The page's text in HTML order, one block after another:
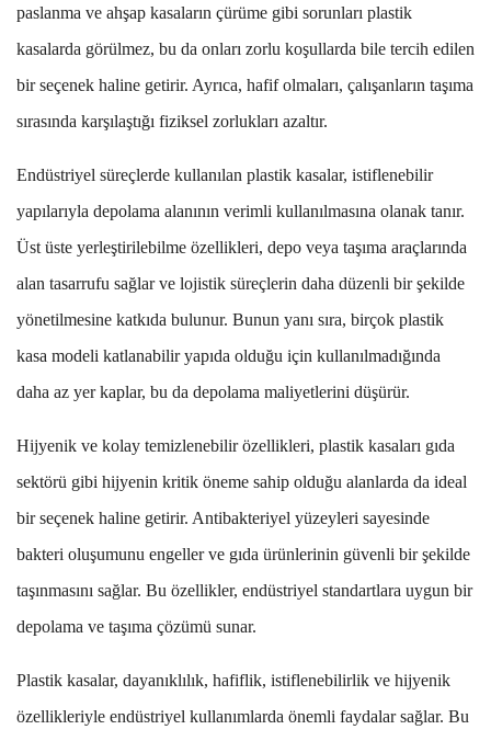
paslanma ve ahşap kasaların çürüme gibi sorunları plastik
kasalarda görülmez, bu da onları zorlu koşullarda bile tercih edilen
bir seçenek haline getirir. Ayrıca, hafif olmaları, çalışanların taşıma
sırasında karşılaştığı fiziksel zorlukları azaltır.
Endüstriyel süreçlerde kullanılan plastik kasalar, istiflenebilir
yapılarıyla depolama alanının verimli kullanılmasına olanak tanır.
Üst üste yerleştirilebilme özellikleri, depo veya taşıma araçlarında
alan tasarrufu sağlar ve lojistik süreçlerin daha düzenli bir şekilde
yönetilmesine katkıda bulunur. Bunun yanı sıra, birçok plastik
kasa modeli katlanabilir yapıda olduğu için kullanılmadığında
daha az yer kaplar, bu da depolama maliyetlerini düşürür.
Hijyenik ve kolay temizlenebilir özellikleri, plastik kasaları gıda
sektörü gibi hijyenin kritik öneme sahip olduğu alanlarda da ideal
bir seçenek haline getirir. Antibakteriyel yüzeyleri sayesinde
bakteri oluşumunu engeller ve gıda ürünlerinin güvenli bir şekilde
taşınmasını sağlar. Bu özellikler, endüstriyel standartlara uygun bir
depolama ve taşıma çözümü sunar.
Plastik kasalar, dayanıklılık, hafiflik, istiflenebilirlik ve hijyenik
özellikleriyle endüstriyel kullanımlarda önemli faydalar sağlar. Bu